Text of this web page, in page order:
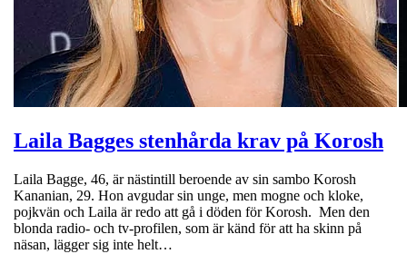
Laila Bagges stenhårda krav på Korosh
Laila Bagge, 46, är nästintill beroende av sin sambo Korosh
Kananian, 29. Hon avgudar sin unge, men mogne och kloke,
pojkvän och Laila är redo att gå i döden för Korosh. Men den
blonda radio- och tv-profilen, som är känd för att ha skinn på
näsan, lägger sig inte helt…